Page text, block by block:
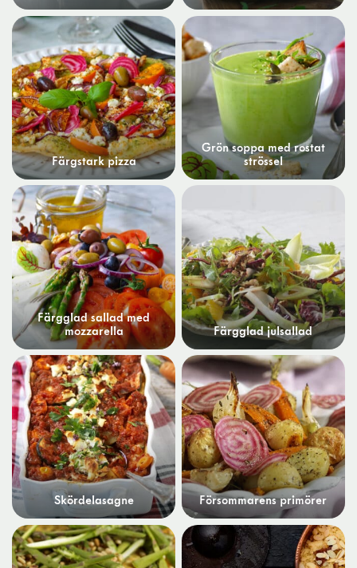
Färgstark pizza
Grön soppa med rostat
strössel
Färgglad sallad med
mozzarella
Färgglad julsallad
Skördelasagne Försommarens primörer